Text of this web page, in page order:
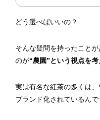
どう選べばいいの？
そんな疑問を持ったこと
のが“農園”という視点を
実は有名な紅茶の多くは
ブランド化されているんで